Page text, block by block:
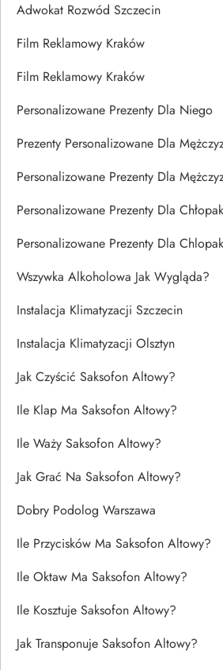
Adwokat Rozwód Szczecin
Film Reklamowy Kraków
Film Reklamowy Kraków
Personalizowane Prezenty Dla Niego
Prezenty Personalizowane Dla
Personalizowane Prezenty Dla
Personalizowane Prezenty Dla
Personalizowane Prezenty Dla
Wszywka Alkoholowa Jak Wygląda?
Instalacja Klimatyzacji Szczecin
Instalacja Klimatyzacji Olsztyn
Jak Czyścić Saksofon Altowy?
Ile Klap Ma Saksofon Altowy?
Ile Waży Saksofon Altowy?
Jak Grać Na Saksofon Altowy?
Dobry Podolog Warszawa
Ile Przycisków Ma Saksofon Altowy?
Ile Oktaw Ma Saksofon Altowy?
Ile Kosztuje Saksofon Altowy?
Jak Transponuje Saksofon Altowy?